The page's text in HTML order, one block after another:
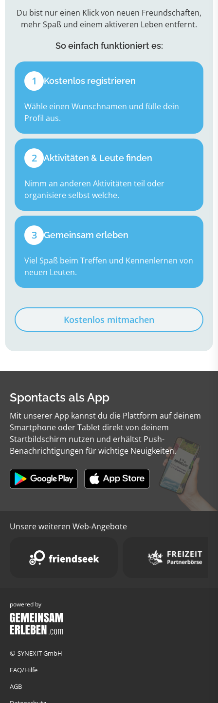
Du bist nur einen Klick von neuen Freundschaften,
mehr Spaß und einem aktiveren Leben entfernt.
So einfach funktioniert es:
1 Kostenlos registrieren
Wähle einen Wunschnamen und fülle dein
Profil aus.
2 Aktivitäten & Leute finden
Nimm an anderen Aktivitäten teil oder
organisiere selbst welche.
3 Gemeinsam erleben
Viel Spaß beim Treffen und Kennenlernen von
neuen Leuten.
Kostenlos mitmachen
Spontacts als App
Mit unserer App kannst du die Plattform auf deinem
Smartphone oder Tablet direkt von deinem
Startbildschirm nutzen und erhältst Push-
Benachrichtigungen für wichtige Neuigkeiten.
Unsere weiteren Web-Angebote
powered by
© SYNEXIT GmbH
FAQ/Hilfe
AGB